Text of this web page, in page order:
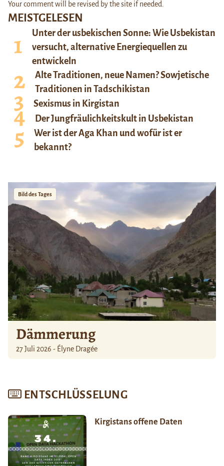
MEISTGELESEN
Unter der usbekischen Sonne: Wie Usbekistan
versucht, alternative Energiequellen zu
entwickeln
Alte Traditionen, neue Namen? Sowjetische
Traditionen in Tadschikistan
Sexismus in Kirgistan
Der Jungfräulichkeitskult in Usbekistan
Wer ist der Aga Khan und wofür ist er
bekannt?
Bild des Tages
Dämmerung
27 Juli 2026 - Élyne Dragée
ENTSCHLÜSSELUNG
Kirgistans offene Daten
Your comment will be revised by the site if needed.